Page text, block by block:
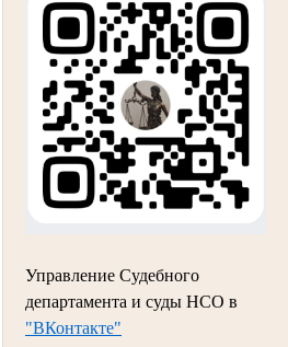
Управление Судебного
департамента и суды НСО в
"ВКонтакте"